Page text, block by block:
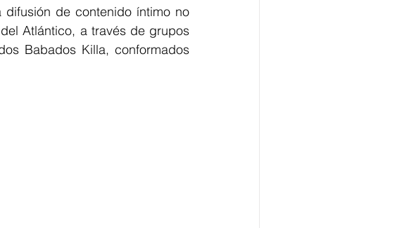
de contenido íntimo no
Atlántico, a través de grupos
Babados Killa, conformados